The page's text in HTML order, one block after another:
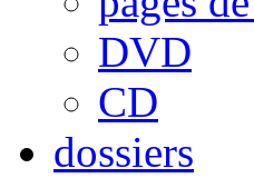
DVD
CD
dossiers